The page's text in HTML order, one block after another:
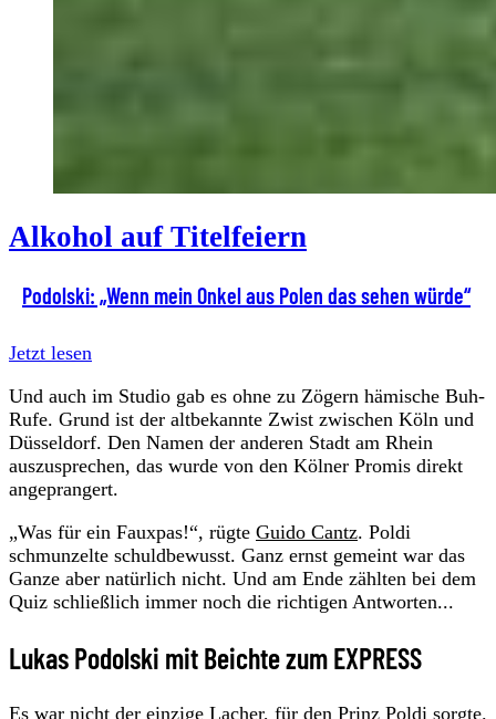
Alkohol auf Titelfeiern
Podolski: „Wenn mein Onkel aus Polen das sehen würde“
Jetzt lesen
Und auch im Studio gab es ohne zu Zögern hämische Buh-
Rufe. Grund ist der altbekannte Zwist zwischen Köln und
Düsseldorf. Den Namen der anderen Stadt am Rhein
auszusprechen, das wurde von den Kölner Promis direkt
angeprangert.
„Was für ein Fauxpas!“, rügte Guido Cantz. Poldi
schmunzelte schuldbewusst. Ganz ernst gemeint war das
Ganze aber natürlich nicht. Und am Ende zählten bei dem
Quiz schließlich immer noch die richtigen Antworten...
Lukas Podolski mit Beichte zum EXPRESS
Es war nicht der einzige Lacher, für den Prinz Poldi sorgte.